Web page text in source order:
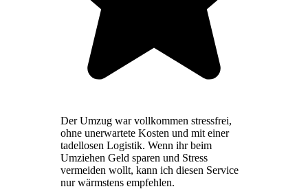
Der Umzug war vollkommen stressfrei,
ohne unerwartete Kosten und mit einer
tadellosen Logistik. Wenn ihr beim
Umziehen Geld sparen und Stress
vermeiden wollt, kann ich diesen Service
nur wärmstens empfehlen.